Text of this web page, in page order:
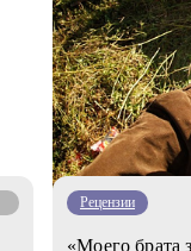
Рецензии
«Моего брата